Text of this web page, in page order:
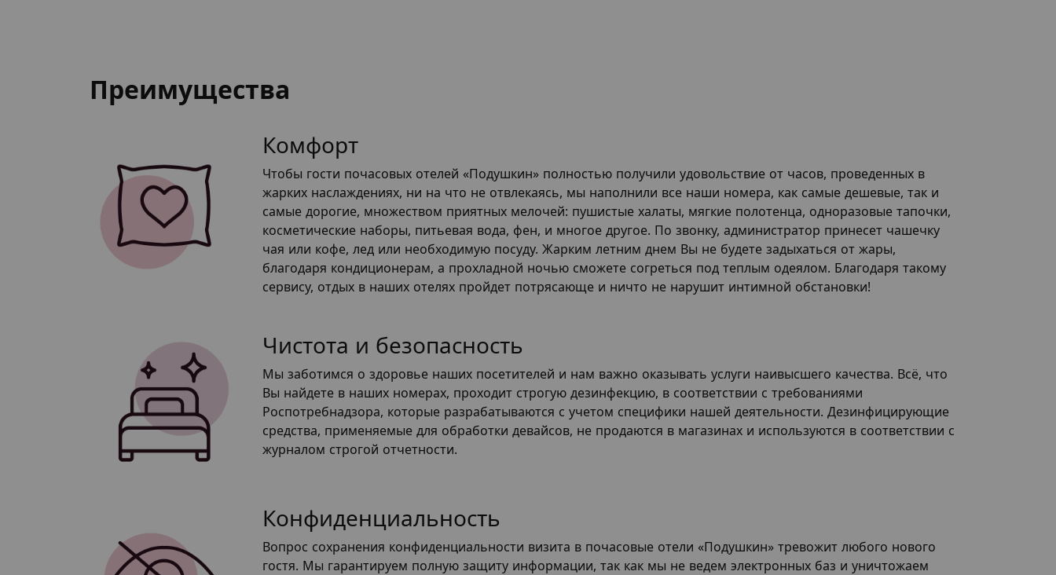
Преимущества
Комфорт
Чтобы гости почасовых отелей «Подушкин» полностью получили удовольствие от часов, проведенных в
жарких наслаждениях, ни на что не отвлекаясь, мы наполнили все наши номера, как самые дешевые, так и
самые дорогие, множеством приятных мелочей: пушистые халаты, мягкие полотенца, одноразовые тапочки,
косметические наборы, питьевая вода, фен, и многое другое. По звонку, администратор принесет чашечку
чая или кофе, лед или необходимую посуду. Жарким летним днем Вы не будете задыхаться от жары,
благодаря кондиционерам, а прохладной ночью сможете согреться под теплым одеялом. Благодаря такому
сервису, отдых в наших отелях пройдет потрясающе и ничто не нарушит интимной обстановки!
Чистота и безопасность
Мы заботимся о здоровье наших посетителей и нам важно оказывать услуги наивысшего качества. Всё, что
Вы найдете в наших номерах, проходит строгую дезинфекцию, в соответствии с требованиями
Роспотребнадзора, которые разрабатываются с учетом специфики нашей деятельности. Дезинфицирующие
средства, применяемые для обработки девайсов, не продаются в магазинах и используются в соответствии с
журналом строгой отчетности.
Конфиденциальность
Вопрос сохранения конфиденциальности визита в почасовые отели «Подушкин» тревожит любого нового
гостя. Мы гарантируем полную защиту информации, так как мы не ведем электронных баз и уничтожаем